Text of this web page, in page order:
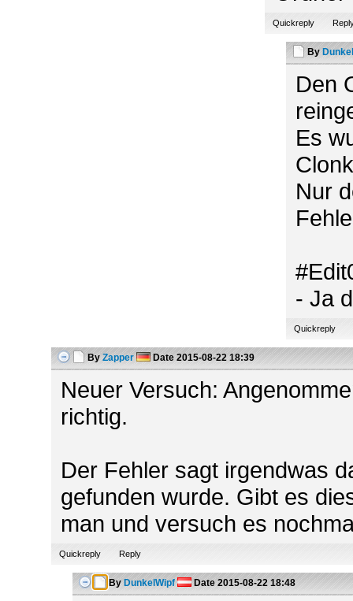
Quickreply
By
Den
Es
Nur
- Ja
Quickreply
By Zapper Date 2015-08-22 18:39
Neuer Versuch:
richtig.
Der Fehler sagt irgendwas
gefunden wurde. Gibt es
man und versuch es
Quickreply Reply
By DunkelWipf Date 2015-08-22 18:48